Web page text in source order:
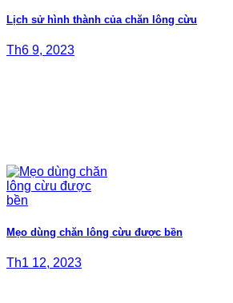
Lịch sử hình thành của chăn lông cừu
Th6 9, 2023
Mẹo dùng chăn lông cừu được bền
Th1 12, 2023